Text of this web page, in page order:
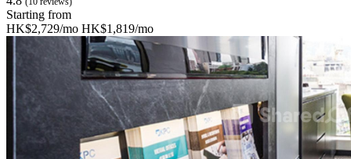
Starting from
HK$2,729/mo HK$1,819/mo